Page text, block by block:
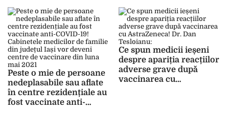
populației de la sate. În
primele două zile, serul
Moderna va fi
administrat locuitorilor
din comunele Heleșteni
și Cristești
impresionant. Până la
apariția datelor concrete
despre condițiile de
desfășurare, medicii sunt
încă reticenți
Peste o mie de persoane
nedeplasabile sau aflate
în centre rezidențiale au
fost vaccinate anti-
Ce spun medicii ieșeni
despre apariția reacțiilor
adverse grave după
vaccinarea cu